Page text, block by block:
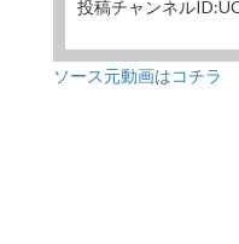
投稿チャンネル
ソース元動画はコチラ